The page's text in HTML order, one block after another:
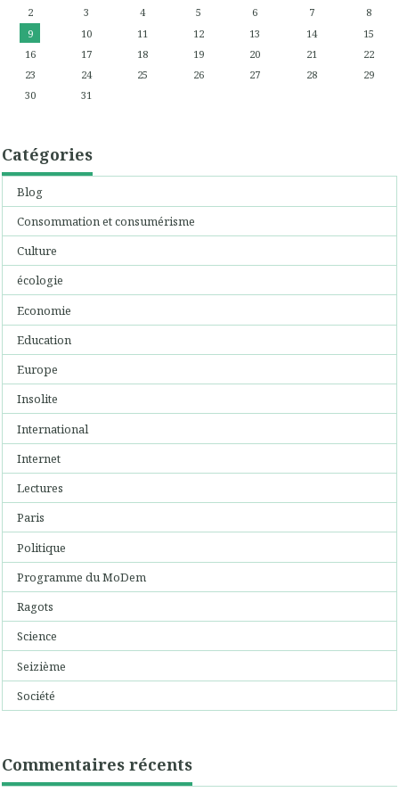
2
3 4 5 6 7
8
9
10 11 12 13 14
15
16
17 18 19 20 21
22
23
24 25 26 27 28
29
30
31
Catégories
Blog
Consommation et consumérisme
Culture
écologie
Economie
Education
Europe
Insolite
International
Internet
Lectures
Paris
Politique
Programme du MoDem
Ragots
Science
Seizième
Société
Commentaires récents